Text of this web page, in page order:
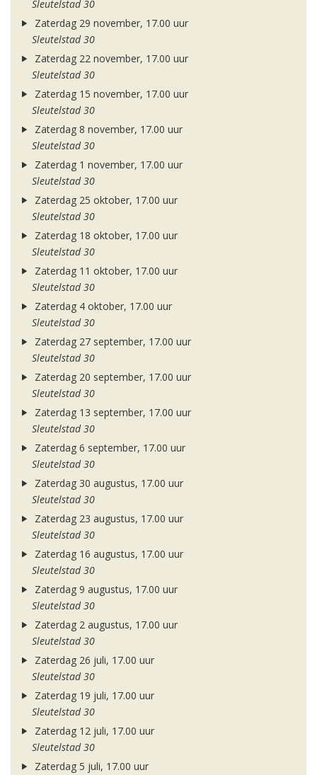
Sleutelstad 30
Zaterdag 29 november, 17.00 uur
Sleutelstad 30
Zaterdag 22 november, 17.00 uur
Sleutelstad 30
Zaterdag 15 november, 17.00 uur
Sleutelstad 30
Zaterdag 8 november, 17.00 uur
Sleutelstad 30
Zaterdag 1 november, 17.00 uur
Sleutelstad 30
Zaterdag 25 oktober, 17.00 uur
Sleutelstad 30
Zaterdag 18 oktober, 17.00 uur
Sleutelstad 30
Zaterdag 11 oktober, 17.00 uur
Sleutelstad 30
Zaterdag 4 oktober, 17.00 uur
Sleutelstad 30
Zaterdag 27 september, 17.00 uur
Sleutelstad 30
Zaterdag 20 september, 17.00 uur
Sleutelstad 30
Zaterdag 13 september, 17.00 uur
Sleutelstad 30
Zaterdag 6 september, 17.00 uur
Sleutelstad 30
Zaterdag 30 augustus, 17.00 uur
Sleutelstad 30
Zaterdag 23 augustus, 17.00 uur
Sleutelstad 30
Zaterdag 16 augustus, 17.00 uur
Sleutelstad 30
Zaterdag 9 augustus, 17.00 uur
Sleutelstad 30
Zaterdag 2 augustus, 17.00 uur
Sleutelstad 30
Zaterdag 26 juli, 17.00 uur
Sleutelstad 30
Zaterdag 19 juli, 17.00 uur
Sleutelstad 30
Zaterdag 12 juli, 17.00 uur
Sleutelstad 30
Zaterdag 5 juli, 17.00 uur